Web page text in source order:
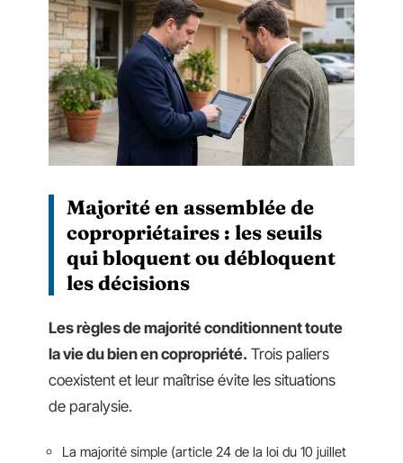
Majorité en assemblée de
copropriétaires : les seuils
qui bloquent ou débloquent
les décisions
Les règles de majorité conditionnent toute
la vie du bien en copropriété. Trois paliers
coexistent et leur maîtrise évite les situations
de paralysie.
La majorité simple (article 24 de la loi du 10 juillet